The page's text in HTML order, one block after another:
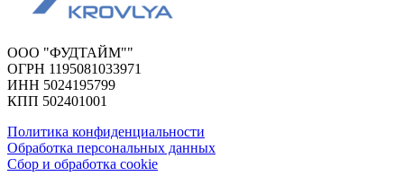
ООО "ФУДТАЙМ""
ОГРН 1195081033971
ИНН 5024195799
КПП 502401001
Политика конфиденциальности
Обработка персональных данных
Сбор и обработка cookie